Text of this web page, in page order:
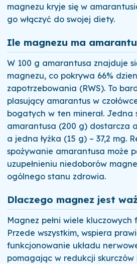
magnezu kryje się w
go włączyć do swojej diety.
Ile magnezu ma
W 100 g amarantusa znajduje
magnezu, co pokrywa 66%
zapotrzebowania (RWS). To
plasujący amarantus w
bogatych w ten minerał. Jedna
amarantusa (200 g) dostarcza
a jedna łyżka (15 g) – 37,2 mg.
spożywanie amarantusa może
uzupełnieniu niedoborów
ogólnego stanu zdrowia.
Dlaczego magnez jest
Magnez pełni wiele kluczowych
Przede wszystkim, wspiera
funkcjonowanie układu
pomagając w redukcji skurczów